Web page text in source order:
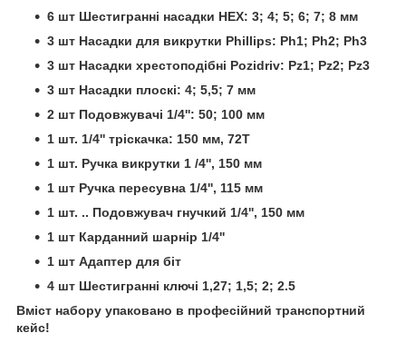
6 шт Шестигранні насадки HEX: 3; 4; 5; 6; 7; 8 мм
3 шт Насадки для викрутки Phillips: Ph1; Ph2; Ph3
3 шт Насадки хрестоподібні Pozidriv: Pz1; Pz2; Pz3
3 шт Насадки плоскі: 4; 5,5; 7 мм
2 шт Подовжувачі 1/4'': 50; 100 мм
1 шт. 1/4'' тріскачка: 150 мм, 72T
1 шт. Ручка викрутки 1 /4'', 150 мм
1 шт Ручка пересувна 1/4'', 115 мм
1 шт. .. Подовжувач гнучкий 1/4'', 150 мм
1 шт Карданний шарнір 1/4''
1 шт Адаптер для біт
4 шт Шестигранні ключі 1,27; 1,5; 2; 2.5
Вміст набору упаковано в професійний транспортний
кейс!